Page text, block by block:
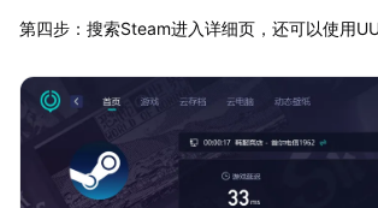
第四步：搜索Steam进入详细页，还可以使用